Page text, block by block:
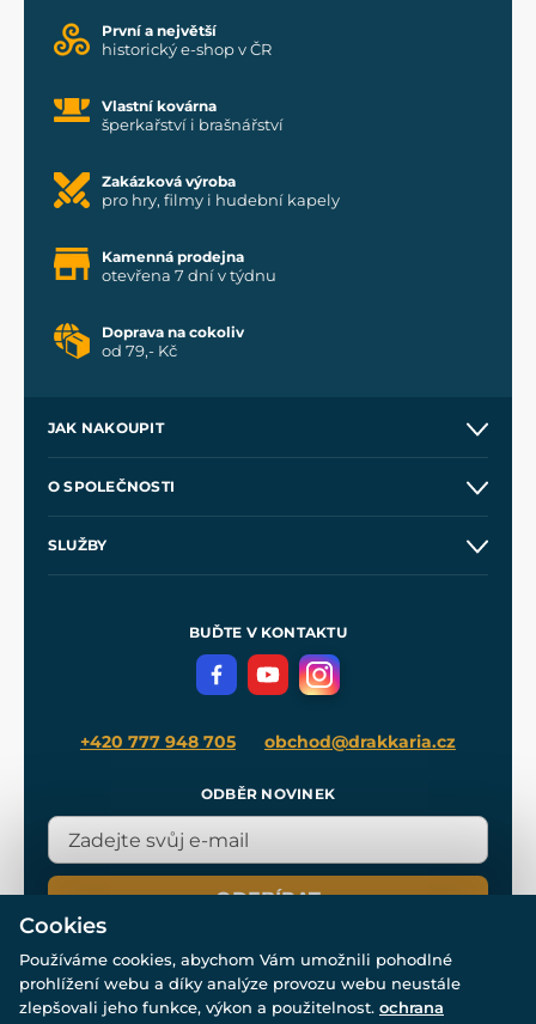
První a největší
historický e-shop v ČR
Vlastní kovárna
šperkařství i brašnářství
Zakázková výroba
pro hry, filmy i hudební kapely
Kamenná prodejna
otevřena 7 dní v týdnu
Doprava na cokoliv
od 79,- Kč
JAK NAKOUPIT
Velkoobchod
O SPOLEČNOSTI
SLUŽBY
Meče pro Kingdom Come
BUĎTE V KONTAKTU
+420 777 948 705 obchod@drakkaria.cz
ODBĚR NOVINEK
ODEBÍRAT
Cookies
Používáme cookies, abychom Vám umožnili pohodlné
prohlížení webu a díky analýze provozu webu neustále
zlepšovali jeho funkce, výkon a použitelnost. ochrana